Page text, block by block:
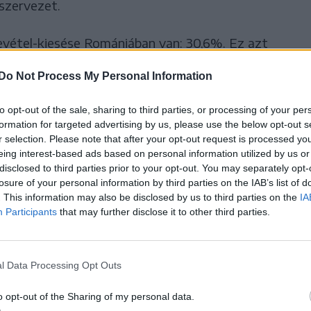
Do Not Process My Personal Information
opt-out of the sale, sharing to third parties, or processing of your
for targeted advertising by us, please use the below opt-out
selection. Please note that after your opt-out request is processed
interest-based ads based on personal information utilized by us
to third parties prior to your opt-out. You may separately
of your personal information by third parties on the IAB’s list of
This information may also be disclosed by us to third parties on the
Participants that may further disclose it to other third parties.
Data Processing Opt Outs
opt-out of the Sharing of my personal data.
kiesése Romániában van: 30,6%. Ez azt
folynia az áfa közel egyharmadának, de ehelyett
marad. Ezzel szemben az uniós átlag
így, mert 2019-ben a Dăncilă-kormány
(ANAF) reformjáról, amelyet a Világbank
nemet mondott 70 millió euróra, amelyből
és digitalizálták volna a beszedést. Amíg a
Bulgária azt tette, amit kellett: digitalizálta a
hozott létre, és növelte a hatékonyságot. Ma
pedig az EU-átlag alá is ment, 4,9% volt.